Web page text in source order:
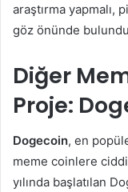
araştırma
göz önünde
Diğer
Proje:
Dogecoin, en
meme coinlere ciddi
yılında başlatılan